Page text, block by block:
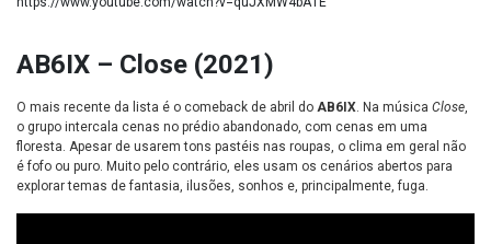
AB6IX – Close (2021)
O mais recente da lista é o comeback de abril do AB6IX. Na música Close,
o grupo intercala cenas no prédio abandonado, com cenas em uma
floresta. Apesar de usarem tons pastéis nas roupas, o clima em geral não
é fofo ou puro. Muito pelo contrário, eles usam os cenários abertos para
explorar temas de fantasia, ilusões, sonhos e, principalmente, fuga.